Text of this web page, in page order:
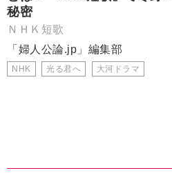
秘密
ＮＨＫ短歌
「婦人公論.jp」編集部
NHK 光る君へ 大河ドラマ